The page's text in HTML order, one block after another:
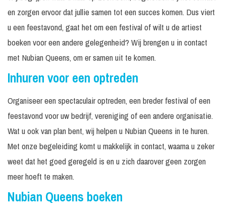
en zorgen ervoor dat jullie samen tot een succes komen. Dus viert
u een feestavond, gaat het om een festival of wilt u de artiest
boeken voor een andere gelegenheid? Wij brengen u in contact
met Nubian Queens, om er samen uit te komen.
Inhuren voor een optreden
Organiseer een spectaculair optreden, een breder festival of een
feestavond voor uw bedrijf, vereniging of een andere organisatie.
Wat u ook van plan bent, wij helpen u Nubian Queens in te huren.
Met onze begeleiding komt u makkelijk in contact, waarna u zeker
weet dat het goed geregeld is en u zich daarover geen zorgen
meer hoeft te maken.
Nubian Queens boeken